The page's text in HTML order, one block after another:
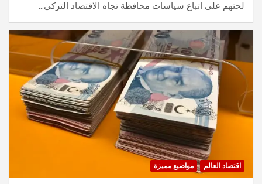
لحثهم على اتباع سياسات محافظة تجاه الاقتصاد التركي…
اقتصاد العالم مواضيع مميزة